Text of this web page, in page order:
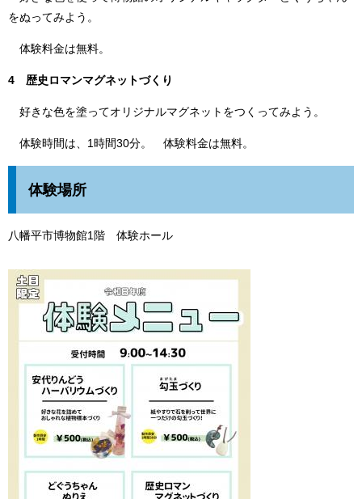
をぬってみよう。
体験料金は無料。
4 歴史ロマンマグネットづくり
好きな色を塗ってオリジナルマグネットをつくってみよう。
体験時間は、1時間30分。 体験料金は無料。
体験場所
八幡平市博物館1階 体験ホール